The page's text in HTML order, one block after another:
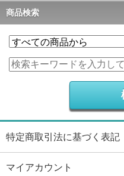
商品検索
特定商取引法に基づく表記
マイアカウント